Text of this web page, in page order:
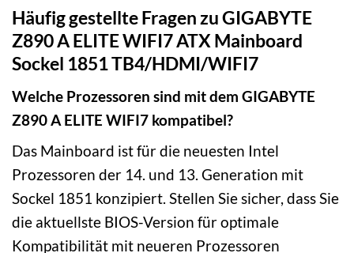
Häufig gestellte Fragen zu GIGABYTE
Z890 A ELITE WIFI7 ATX Mainboard
Sockel 1851 TB4/HDMI/WIFI7
Welche Prozessoren sind mit dem GIGABYTE
Z890 A ELITE WIFI7 kompatibel?
Das Mainboard ist für die neuesten Intel
Prozessoren der 14. und 13. Generation mit
Sockel 1851 konzipiert. Stellen Sie sicher, dass Sie
die aktuellste BIOS-Version für optimale
Kompatibilität mit neueren Prozessoren